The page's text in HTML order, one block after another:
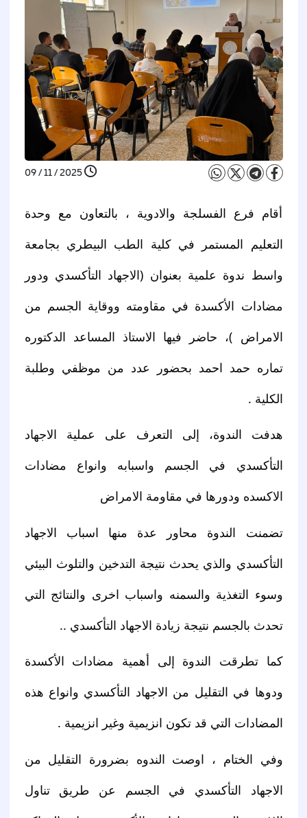
2025 / 11 / 09
أقام فرع الفسلجة والادوية ، بالتعاون مع وحدة
التعليم المستمر في كلية الطب البيطري بجامعة
واسط ندوة علمية بعنوان (الاجهاد التأكسدي ودور
مضادات الأكسدة في مقاومته ووقاية الجسم من
الامراض )، حاضر فيها الاستاذ المساعد الدكتوره
تماره حمد احمد بحضور عدد من موظفي وطلبة
الكلية .
هدفت الندوة، إلى التعرف على عملية الاجهاد
التأكسدي في الجسم واسبابه وانواع مضادات
الاكسده ودورها في مقاومة الامراض
تضمنت الندوة محاور عدة منها اسباب الاجهاد
التأكسدي والذي يحدث نتيجة التدخين والتلوث البيئي
وسوء التغذية والسمنه واسباب اخرى والنتائج التي
تحدث بالجسم نتيجة زيادة الاجهاد التأكسدي ..
كما تطرقت الندوة إلى أهمية مضادات الأكسدة
ودوها في التقليل من الاجهاد التأكسدي وانواع هذه
المضادات التي قد تكون انزيمية وغير انزيمية .
وفي الختام ، اوصت الندوه بضرورة التقليل من
الاجهاد التأكسدي في الجسم عن طريق تناول